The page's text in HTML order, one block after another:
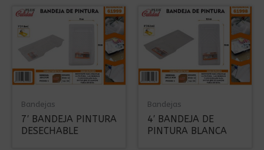
Bandejas
7′ BANDEJA PINTURA
DESECHABLE
Bandejas
4′ BANDEJA DE
PINTURA BLANCA